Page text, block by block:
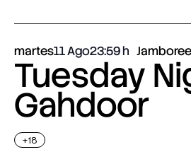
martes11 Ago23:59
Tuesday
Gahdoor
+18